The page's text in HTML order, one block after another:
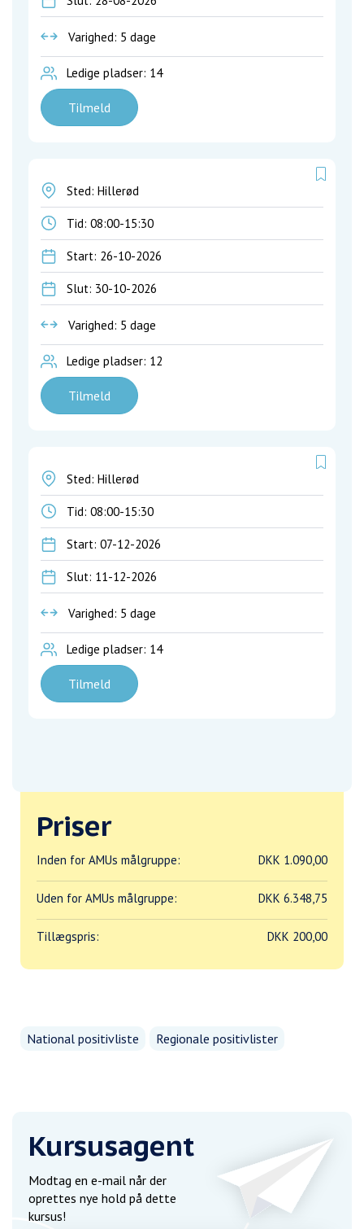
Varighed: 5 dage
Ledige pladser: 14
Tilmeld
Sted: Hillerød
Tid: 08:00-15:30
Start: 26-10-2026
Slut: 30-10-2026
Varighed: 5 dage
Ledige pladser: 12
Tilmeld
Sted: Hillerød
Tid: 08:00-15:30
Start: 07-12-2026
Slut: 11-12-2026
Varighed: 5 dage
Ledige pladser: 14
Tilmeld
Priser
Inden for AMUs målgruppe: DKK 1.090,00
Uden for AMUs målgruppe: DKK 6.348,75
Tillægspris: DKK 200,00
National positivliste Regionale positivlister
Kursusagent
Modtag en e-mail når der
oprettes nye hold på dette
kursus!